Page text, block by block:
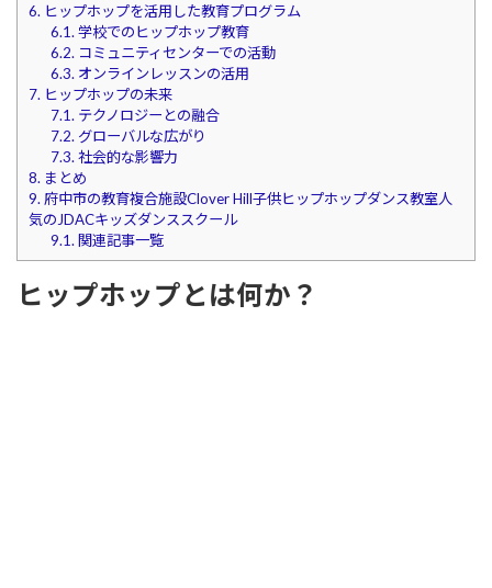
6. ヒップホップを活用した教育プログラム
6.1. 学校でのヒップホップ教育
6.2. コミュニティセンターでの活動
6.3. オンラインレッスンの活用
7. ヒップホップの未来
7.1. テクノロジーとの融合
7.2. グローバルな広がり
7.3. 社会的な影響力
8. まとめ
9. 府中市の教育複合施設Clover Hill子供ヒップホップダンス教室人
気のJDACキッズダンススクール
9.1. 関連記事一覧
ヒップホップとは何か？